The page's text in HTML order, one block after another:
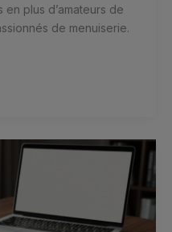
plus d’amateurs de
de menuiserie.